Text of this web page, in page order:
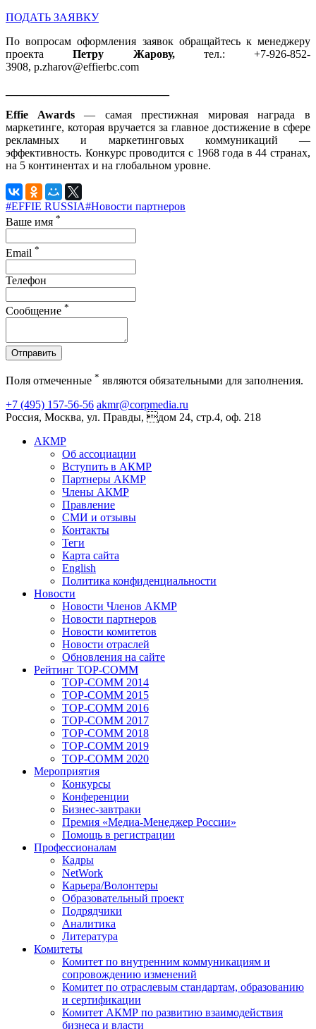
ПОДАТЬ ЗАЯВКУ
По вопросам оформления заявок обращайтесь к менеджеру
проектаПетру Жарову,тел.: +7-926-852-
3908, p.zharov@effierbc.com
Effie Awards— самая престижная мировая награда в
маркетинге, которая вручается за главное достижение в сфере
рекламных и маркетинговых коммуникаций —
эффективность. Конкурс проводится с 1968 года в 44 странах,
на 5 континентах и на глобальном уровне.
#EFFIE RUSSIA#Новости партнеров
Ваше имя *
Email *
Телефон
Сообщение *
Отправить
Поля отмеченные * являются обязательными для заполнения.
+7 (495) 157-56-56 akmr@corpmedia.ru
Россия, Москва, ул. Правды, дом 24, стр.4, оф. 218
АКМР
Об ассоциации
Вступить в АКМР
Партнеры АКМР
Члены АКМР
Правление
СМИ и отзывы
Контакты
Теги
Карта сайта
English
Политика конфиденциальности
Новости
Новости Членов АКМР
Новости партнеров
Новости комитетов
Новости отраслей
Обновления на сайте
Рейтинг TOP-COMM
TOP-COMM 2014
TOP-COMM 2015
TOP-COMM 2016
TOP-COMM 2017
TOP-COMM 2018
TOP-COMM 2019
TOP-COMM 2020
Мероприятия
Конкурсы
Конференции
Бизнес-завтраки
Премия «Медиа-Менеджер России»
Помощь в регистрации
Профессионалам
Кадры
NetWork
Карьера/Волонтеры
Образовательный проект
Подрядчики
Аналитика
Литература
Комитеты
Комитет по внутренним коммуникациям и
сопровождению изменений
Комитет по отраслевым стандартам, образованию
и сертификации
Комитет АКМР по развитию взаимодействия
бизнеса и власти